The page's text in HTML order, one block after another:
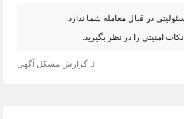
در قبال معامله شما ندارد.
امنیتی را در نظر بگیرید.
گزارش مشکل آگهی